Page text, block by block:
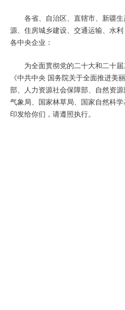
各省、自治区、直辖市、新疆
源、住房城乡建设、交通运输、水
各中央企业：
为全面贯彻党的二十大和二十
《中共中央 国务院关于全面推进
部、人力资源社会保障部、自然资
气象局、国家林草局、国家自然科
印发给你们，请遵照执行。